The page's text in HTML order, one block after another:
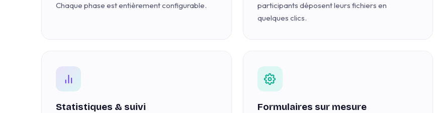
Chaque phase est entièrement configurable.
participants déposent leurs fichiers en
quelques clics.
Statistiques & suivi Formulaires sur mesure